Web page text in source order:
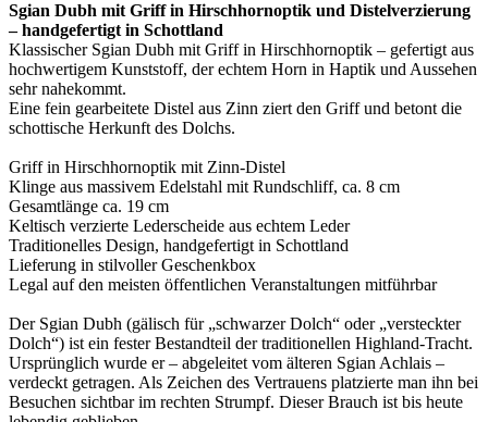
Sgian Dubh mit Griff in Hirschhornoptik und Distelverzierung
– handgefertigt in Schottland
Klassischer Sgian Dubh mit Griff in Hirschhornoptik – gefertigt aus
hochwertigem Kunststoff, der echtem Horn in Haptik und Aussehen
sehr nahekommt.
Eine fein gearbeitete Distel aus Zinn ziert den Griff und betont die
schottische Herkunft des Dolchs.
Griff in Hirschhornoptik mit Zinn-Distel
Klinge aus massivem Edelstahl mit Rundschliff, ca. 8 cm
Gesamtlänge ca. 19 cm
Keltisch verzierte Lederscheide aus echtem Leder
Traditionelles Design, handgefertigt in Schottland
Lieferung in stilvoller Geschenkbox
Legal auf den meisten öffentlichen Veranstaltungen mitführbar
Der Sgian Dubh (gälisch für „schwarzer Dolch“ oder „versteckter
Dolch“) ist ein fester Bestandteil der traditionellen Highland-Tracht.
Ursprünglich wurde er – abgeleitet vom älteren Sgian Achlais –
verdeckt getragen. Als Zeichen des Vertrauens platzierte man ihn bei
Besuchen sichtbar im rechten Strumpf. Dieser Brauch ist bis heute